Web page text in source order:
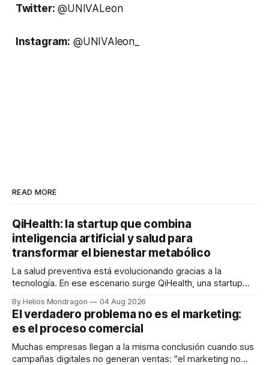
Twitter: @UNIVALeon
Instagram: @UNIVAleon_
READ MORE
QiHealth: la startup que combina
inteligencia artificial y salud para
transformar el bienestar metabólico
La salud preventiva está evolucionando gracias a la
tecnología. En ese escenario surge QiHealth, una startup
dispositivos inteligentes, inteligencia artificial y monitoreo
en tiempo real para ayudar a las personas a tomar mejores
decisiones sobre su salud metabólica. Su propuesta busca
responder
By Helios Mondragon 04 Aug 2026
El verdadero problema no es el marketing:
es el proceso comercial
Muchas empresas llegan a la misma conclusión cuando sus
campañas digitales no generan ventas: "el marketing no